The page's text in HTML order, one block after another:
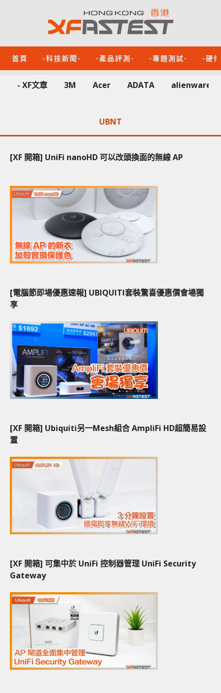
首頁 -科技新聞- -產品評測- -專題測試- -硬
- XF文章 3M Acer ADATA alienware
UBNT
[XF 開箱] UniFi nanoHD 可以改頭換面的無線 AP
[電腦節即場優惠速報] UBIQUITI套裝驚喜優惠價會場獨
享
[XF 開箱] Ubiquiti另一Mesh組合 AmpliFi HD超簡易設
置
[XF 開箱] 可集中於 UniFi 控制器管理 UniFi Security
Gateway